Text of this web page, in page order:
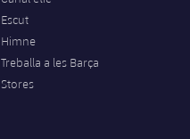
Escut
Himne
Treballa a les Barça
Stores